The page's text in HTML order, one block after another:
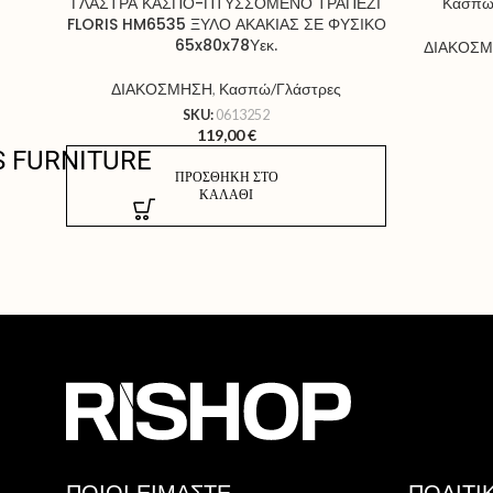
FURNITURE
FLORIS HM6535 ΞΥΛΟ ΑΚΑΚΙΑΣ ΣΕ ΦΥΣΙΚΟ
65x80x78Υεκ.
ΔΙΑΚΟΣΜΗΣΗ, Κασπώ/Γλάστρες
SKU: 0613252
119,00€
ΠΡΟΣΘΉΚΗ ΣΤΟ
ΚΑΛΆΘΙ